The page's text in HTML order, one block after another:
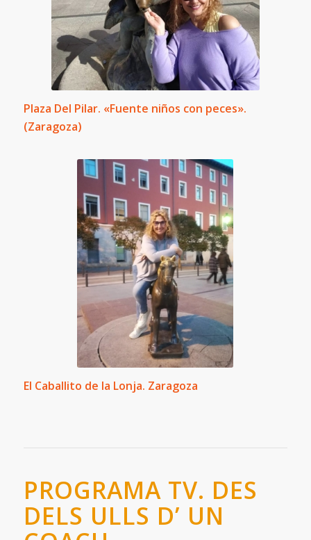
Plaza Del Pilar. «Fuente niños con peces».
(Zaragoza)
El Caballito de la Lonja. Zaragoza
PROGRAMA TV. DES
DELS ULLS D’ UN